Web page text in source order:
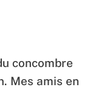
concombre
Mes amis en